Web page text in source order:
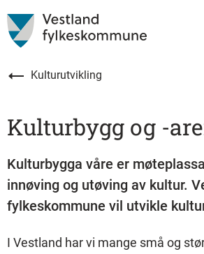
Kulturutvikling
Kulturbygg og -
Kulturbygga våre er
innøving og utøving av kultur.
fylkeskommune vil utvikle
I Vestland har vi mange små og